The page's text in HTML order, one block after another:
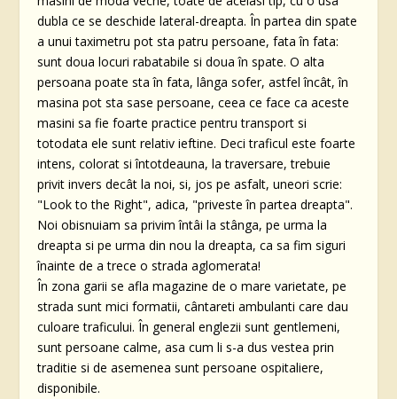
dubla ce se deschide lateral-dreapta. În partea din spate
a unui taximetru pot sta patru persoane, fata în fata:
sunt doua locuri rabatabile si doua în spate. O alta
persoana poate sta în fata, lânga sofer, astfel încât, în
masina pot sta sase persoane, ceea ce face ca aceste
masini sa fie foarte practice pentru transport si
totodata ele sunt relativ ieftine. Deci traficul este foarte
intens, colorat si întotdeauna, la traversare, trebuie
privit invers decât la noi, si, jos pe asfalt, uneori scrie:
"Look to the Right", adica, "priveste în partea dreapta".
Noi obisnuiam sa privim întâi la stânga, pe urma la
dreapta si pe urma din nou la dreapta, ca sa fim siguri
înainte de a trece o strada aglomerata!
În zona garii se afla magazine de o mare varietate, pe
strada sunt mici formatii, cântareti ambulanti care dau
culoare traficului. În general englezii sunt gentlemeni,
sunt persoane calme, asa cum li s-a dus vestea prin
traditie si de asemenea sunt persoane ospitaliere,
disponibile.